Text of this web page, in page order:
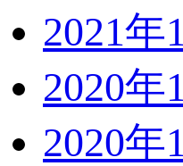
2021年
2020年
2020年